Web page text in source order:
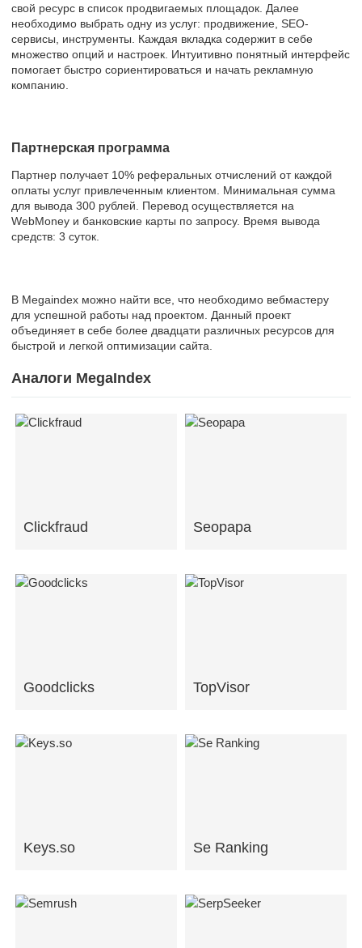
свой ресурс в список продвигаемых площадок. Далее
необходимо выбрать одну из услуг: продвижение, SEO-
сервисы, инструменты. Каждая вкладка содержит в себе
множество опций и настроек. Интуитивно понятный интерфейс
помогает быстро сориентироваться и начать рекламную
компанию.
Партнерская программа
Партнер получает 10% реферальных отчислений от каждой
оплаты услуг привлеченным клиентом. Минимальная сумма
для вывода 300 рублей. Перевод осуществляется на
WebMoney и банковские карты по запросу. Время вывода
средств: 3 суток.
В Megaindex можно найти все, что необходимо вебмастеру
для успешной работы над проектом. Данный проект
объединяет в себе более двадцати различных ресурсов для
быстрой и легкой оптимизации сайта.
Аналоги MegaIndex
Clickfraud Seopapa
Goodclicks TopVisor
Keys.so Se Ranking